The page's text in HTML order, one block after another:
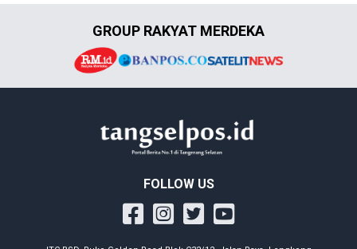
GROUP RAKYAT MERDEKA
FOLLOW US